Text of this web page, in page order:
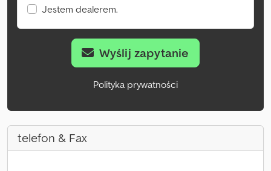
Jestem dealerem.
Wyślij zapytanie
Polityka prywatności
telefon & Fax